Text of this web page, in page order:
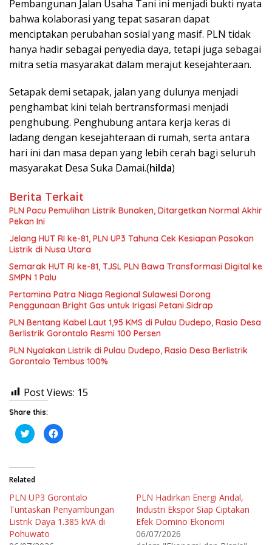
Pembangunan Jalan Usaha Tani ini menjadi bukti nyata
bahwa kolaborasi yang tepat sasaran dapat
menciptakan perubahan sosial yang masif. PLN tidak
hanya hadir sebagai penyedia daya, tetapi juga sebagai
mitra setia masyarakat dalam merajut kesejahteraan.
Setapak demi setapak, jalan yang dulunya menjadi
penghambat kini telah bertransformasi menjadi
penghubung. Penghubung antara kerja keras di
ladang dengan kesejahteraan di rumah, serta antara
hari ini dan masa depan yang lebih cerah bagi seluruh
masyarakat Desa Suka Damai.(hilda)
Berita Terkait
PLN Pacu Pemulihan Listrik Bunaken, Ditargetkan Normal Akhir
Pekan Ini
Jelang HUT RI ke-81, PLN UP3 Tahuna Cek Kesiapan Pasokan
Listrik di Nusa Utara
Semarak HUT RI ke-81, TJSL PLN Bawa Transformasi Digital ke
SMPN 1 Palu
Pertamina Patra Niaga Regional Sulawesi Dorong
Penggunaan Bright Gas untuk Irigasi Petani Sidrap
PLN Bentang Kabel Laut 1,95 KMS di Pulau Dudepo, Rasio Desa
Berlistrik Gorontalo Resmi 100 Persen
PLN Nyalakan Listrik di Pulau Dudepo, Rasio Desa Berlistrik
Gorontalo Tembus 100%
Post Views: 15
Share this:
K
l
n
u
b
r
b
a
g
i
K
l
m
m
b
a
Related
PLN UP3 Gorontalo
Tuntaskan Penyambungan
Listrik Daya 1.385 kVA di
Pohuwato
PLN Hadirkan Energi Andal,
Industri Ekspor Siap Ciptakan
Efek Domino Ekonomi
06/07/2026